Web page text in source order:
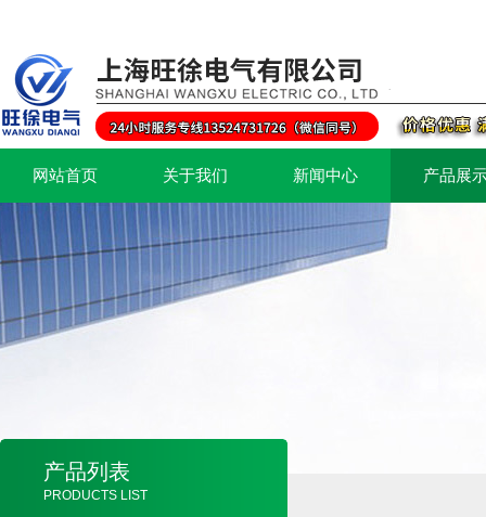
网站首页 关于我们 新闻中心 产品展
产品列表
PRODUCTS LIST